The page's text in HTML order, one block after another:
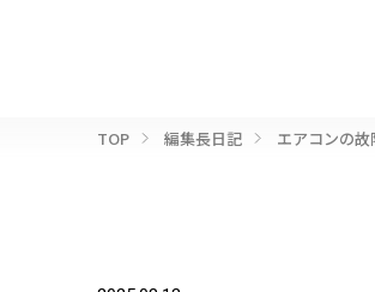
TOP 編集長日記 エアコンの